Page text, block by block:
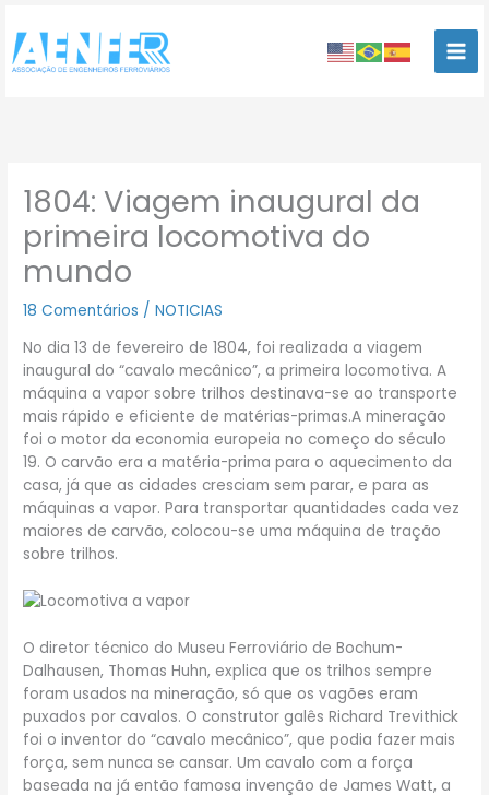
para
conteúdo
1804: Viagem inaugural da
primeira locomotiva do
mundo
18 Comentários /NOTICIAS
No dia 13 de fevereiro de 1804, foi realizada a viagem
inaugural do “cavalo mecânico”, a primeira locomotiva. A
máquina a vapor sobre trilhos destinava-se ao transporte
mais rápido e eficiente de matérias-primas.A mineração
foi o motor da economia europeia no começo do século
19. O carvão era a matéria-prima para o aquecimento da
casa, já que as cidades cresciam sem parar, e para as
máquinas a vapor. Para transportar quantidades cada vez
maiores de carvão, colocou-se uma máquina de tração
sobre trilhos.
O diretor técnico do Museu Ferroviário de Bochum-
Dalhausen, Thomas Huhn, explica que os trilhos sempre
foram usados na mineração, só que os vagões eram
puxados por cavalos. O construtor galês Richard Trevithick
foi o inventor do “cavalo mecânico”, que podia fazer mais
força, sem nunca se cansar. Um cavalo com a força
baseada na já então famosa invenção de James Watt, a